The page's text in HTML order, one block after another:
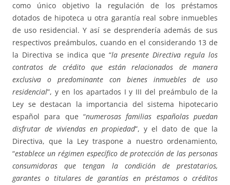
como único objetivo la regulación de los préstamos
dotados de hipoteca u otra garantía real sobre inmuebles
de uso residencial. Y así se desprendería además de sus
respectivos preámbulos, cuando en el considerando 13 de
la Directiva se indica que “la presente Directiva regula los
contratos de crédito que están relacionados de manera
exclusiva o predominante con bienes inmuebles de uso
residencial”, y en los apartados I y III del preámbulo de la
Ley se destacan la importancia del sistema hipotecario
español para que “numerosas familias españolas puedan
disfrutar de viviendas en propiedad”, y el dato de que la
Directiva, que la Ley traspone a nuestro ordenamiento,
“establece un régimen específico de protección de las personas
consumidoras que tengan la condición de prestatarios,
garantes o titulares de garantías en préstamos o créditos